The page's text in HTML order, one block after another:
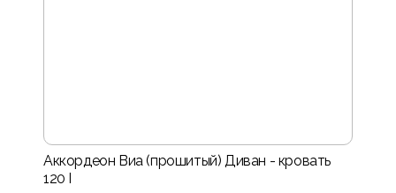
Аккордеон Виа (прошитый) Диван - кровать
120 I